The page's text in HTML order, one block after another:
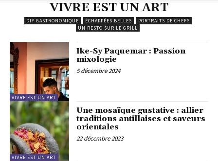
VIVRE EST UN ART
DIY GASTRONOMIQUE ÉCHAPPÉES BELLES
PORTRAITS DE CHEFS
UN RESTO SUR LE GRILL
VIVRE EST UN ART
Ike-Sy Paquemar : Passion
mixologie
5 décembre 2024
VIVRE EST UN ART
Une mosaïque gustative : allier
traditions antillaises et saveurs
orientales
22 décembre 2023